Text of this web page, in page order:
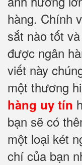
hàng. Chính
sắt nào tốt
được ngân
viết này
một thương
hàng uy tín
bạn sẽ có
một loại két
chí của bạn